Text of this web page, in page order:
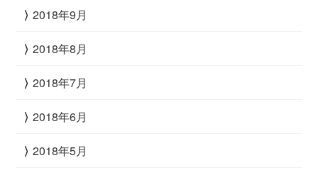
2018年9月
2018年8月
2018年7月
2018年6月
2018年5月